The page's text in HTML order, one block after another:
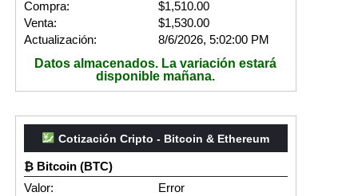
Compra:
$1,510.00
Venta:
$1,530.00
Actualización:
8/6/2026, 5:02:00 PM
Datos almacenados. La variación estará
disponible mañana.
Cotización Cripto - Bitcoin & Ethereum
₿ Bitcoin (BTC)
Valor:
Error